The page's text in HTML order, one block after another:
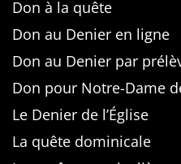
Don à la quête
Don au Denier en ligne
Don au Denier par
Don pour Notre-Dame
Le Denier de l’Église
La quête dominicale